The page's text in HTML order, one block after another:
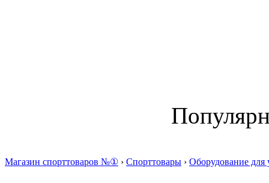
Магазин спорттоваров №① › Спорттовары › Оборудование для